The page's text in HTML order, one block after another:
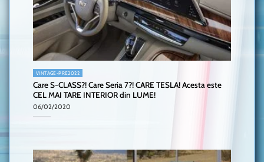
VINTAGE-PRE2022
Care S-CLASS?! Care Seria 7?! CARE TESLA! Acesta este
CEL MAI TARE INTERIOR din LUME!
06/02/2020